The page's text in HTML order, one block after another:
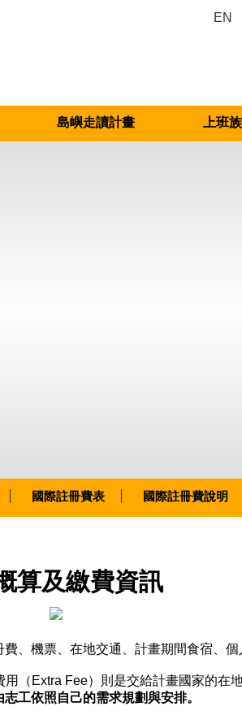
EN
島嶼走讀計畫 上班
國際註冊費表 國際註冊費說明
算及繳費資訊
、機票、在地交通、計畫期間食宿、個
用（Extra Fee）則是交給計畫國家的在地
志工依照自己的需求規劃與安排。